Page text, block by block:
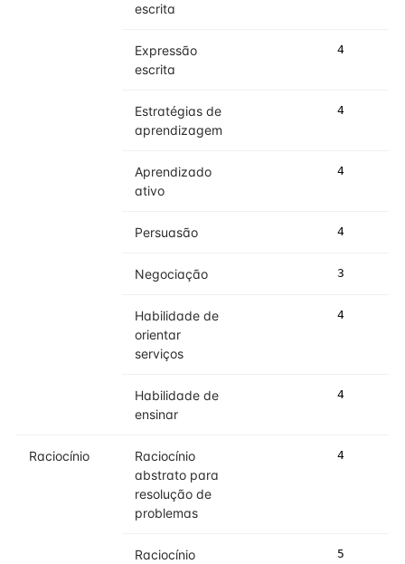
escrita
Expressão
escrita
4
Estratégias de
aprendizagem
4
Aprendizado
ativo
4
Persuasão 4
Negociação 3
Habilidade de
orientar
serviços
4
Habilidade de
ensinar
4
Raciocínio
Raciocínio
abstrato para
resolução de
problemas
4
Raciocínio
5